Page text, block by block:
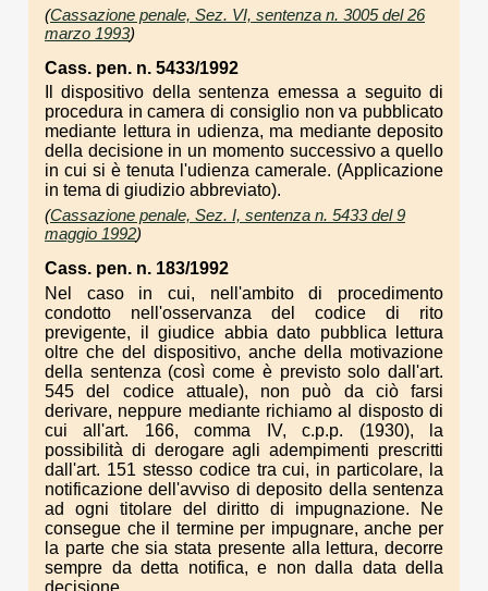
(Cassazione penale, Sez. VI, sentenza n. 3005 del 26
marzo 1993)
Cass. pen. n. 5433/1992
Il dispositivo della sentenza emessa a seguito di
procedura in camera di consiglio non va pubblicato
mediante lettura in udienza, ma mediante deposito
della decisione in un momento successivo a quello
in cui si è tenuta l'udienza camerale. (Applicazione
in tema di giudizio abbreviato).
(Cassazione penale, Sez. I, sentenza n. 5433 del 9
maggio 1992)
Cass. pen. n. 183/1992
Nel caso in cui, nell'ambito di procedimento
condotto nell'osservanza del codice di rito
previgente, il giudice abbia dato pubblica lettura
oltre che del dispositivo, anche della motivazione
della sentenza (così come è previsto solo dall'art.
545 del codice attuale), non può da ciò farsi
derivare, neppure mediante richiamo al disposto di
cui all'art. 166, comma IV, c.p.p. (1930), la
possibilità di derogare agli adempimenti prescritti
dall'art. 151 stesso codice tra cui, in particolare, la
notificazione dell'avviso di deposito della sentenza
ad ogni titolare del diritto di impugnazione. Ne
consegue che il termine per impugnare, anche per
la parte che sia stata presente alla lettura, decorre
sempre da detta notifica, e non dalla data della